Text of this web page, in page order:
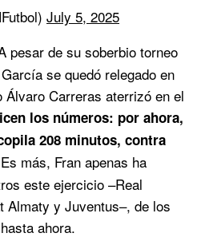
July 5, 2025
pesar de su soberbio torneo
se quedó relegado en
Álvaro Carreras aterrizó en el
los números: por ahora,
208 minutos, contra
Es más, Fran apenas ha
este ejercicio –Real
Almaty y Juventus–, de los
ahora.